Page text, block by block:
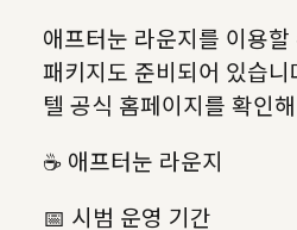
애프터눈 라운지를 이용
패키지도 준비되어 있습
텔 공식 홈페이지를 확인
☕ 애프터눈 라운지
📅 시범 운영 기간